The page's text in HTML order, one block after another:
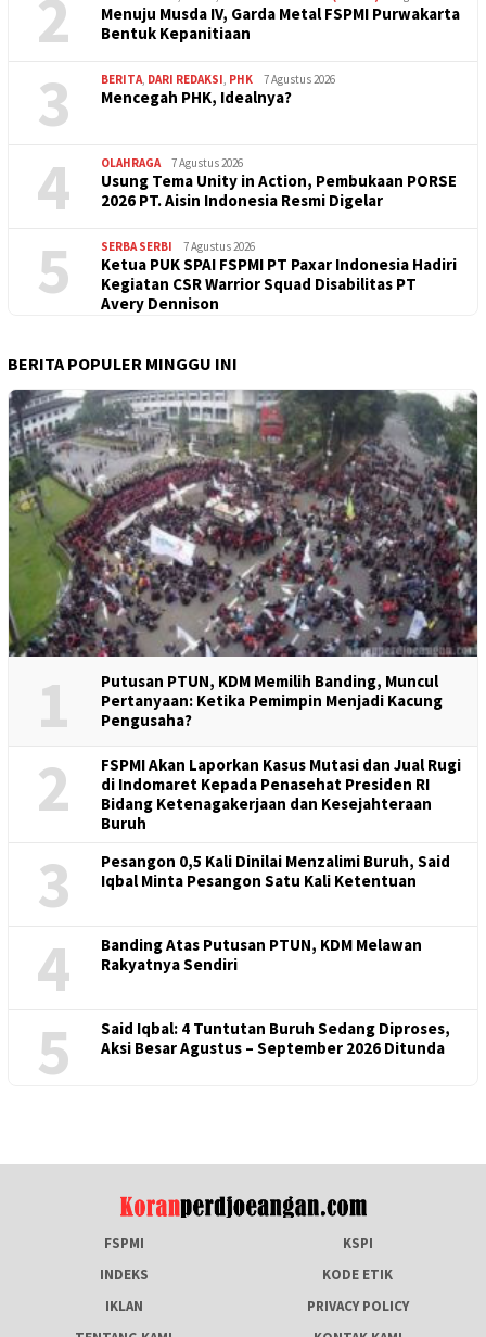
2
Menuju Musda IV, Garda Metal FSPMI Purwakarta
Bentuk Kepanitiaan
3 BERITA, DARI REDAKSI, PHK 7 Agustus 2026
Mencegah PHK, Idealnya?
4 OLAHRAGA 7 Agustus 2026
Usung Tema Unity in Action, Pembukaan PORSE
2026 PT. Aisin Indonesia Resmi Digelar
5 SERBA SERBI 7 Agustus 2026
Ketua PUK SPAI FSPMI PT Paxar Indonesia Hadiri
Kegiatan CSR Warrior Squad Disabilitas PT
Avery Dennison
BERITA POPULER MINGGU INI
1
Putusan PTUN, KDM Memilih Banding, Muncul
Pertanyaan: Ketika Pemimpin Menjadi Kacung
Pengusaha?
2
FSPMI Akan Laporkan Kasus Mutasi dan Jual Rugi
di Indomaret Kepada Penasehat Presiden RI
Bidang Ketenagakerjaan dan Kesejahteraan
Buruh
3
Pesangon 0,5 Kali Dinilai Menzalimi Buruh, Said
Iqbal Minta Pesangon Satu Kali Ketentuan
4
Banding Atas Putusan PTUN, KDM Melawan
Rakyatnya Sendiri
5
Said Iqbal: 4 Tuntutan Buruh Sedang Diproses,
Aksi Besar Agustus – September 2026 Ditunda
FSPMI
KSPI
INDEKS
KODE ETIK
IKLAN
PRIVACY POLICY